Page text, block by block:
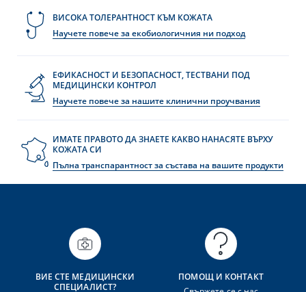
ВИСОКА ТОЛЕРАНТНОСТ КЪМ КОЖАТА
Научете повече за екобиологичния ни подход
ЕФИКАСНОСТ И БЕЗОПАСНОСТ, ТЕСТВАНИ ПОД
МЕДИЦИНСКИ КОНТРОЛ
Научете повече за нашите клинични проучвания
ИМАТЕ ПРАВОТО ДА ЗНАЕТЕ КАКВО НАНАСЯТЕ ВЪРХУ
КОЖАТА СИ
Пълна транспарантност за състава на вашите продукти
ВИЕ СТЕ МЕДИЦИНСКИ
СПЕЦИАЛИСТ?
ПОМОЩ И КОНТАКТ